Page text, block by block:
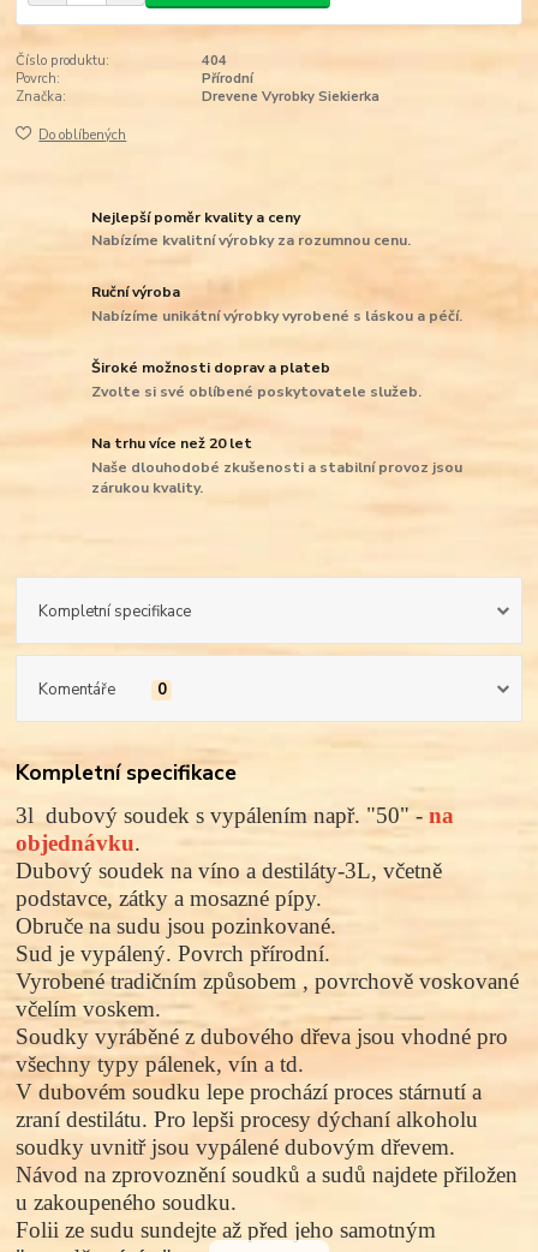
Číslo produktu:
404
Povrch:
Přírodní
Značka:
Drevene Vyrobky Siekierka
Do oblíbených
Nejlepší poměr kvality a ceny
Nabízíme kvalitní výrobky za rozumnou cenu.
Ruční výroba
Nabízíme unikátní výrobky vyrobené s láskou a péčí.
Široké možnosti doprav a plateb
Zvolte si své oblíbené poskytovatele služeb.
Na trhu více než 20 let
Naše dlouhodobé zkušenosti a stabilní provoz jsou
zárukou kvality.
Kompletní specifikace
Komentáře 0
Kompletní specifikace
3l dubový soudeks vypálenímnapř. "50" -na
objednávku.
Dubový soudek na víno a destiláty-3L, včetně
podstavce, zátky a mosazné pípy.
Obruče na sudu jsou pozinkované.
Sud je vypálený. Povrch přírodní.
Vyrobené tradičním způsobem , povrchově voskované
včelím voskem.
Soudky vyráběné z dubového dřeva jsou vhodné pro
všechny typy pálenek, vín a td.
V dubovém soudku lepe prochází proces stárnutí a
zraní destilátu. Pro lepši procesy dýchaní alkoholu
soudky uvnitř jsou vypálené dubovým dřevem.
Návod na zprovoznění soudků a sudů najdete přiložen
u zakoupeného soudku.
Folii ze sudu sundejte až před jeho samotným